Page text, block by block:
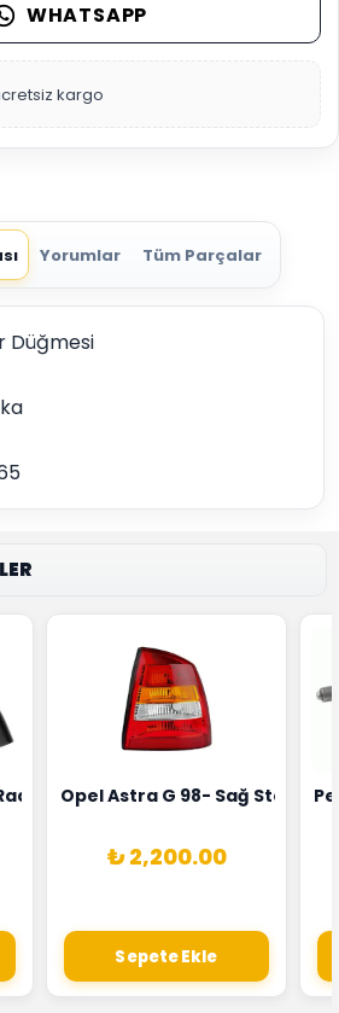
WHATSAPP
kargo
Yorumlar Tüm Parçalar
Düğmesi
05E903018G
Üst Hortumu Rapro Marka
Opel Astra G 98- Sağ Stop
₺ 2,200.00
Sepete Ekle